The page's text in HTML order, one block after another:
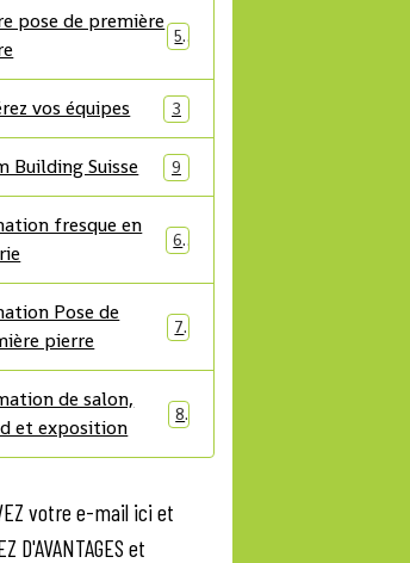
pose de première
5
vos équipes 3
Building Suisse 9
fresque en
6
Pose de
pierre
7
de salon,
et exposition
8
votre e-mail ici et
D'AVANTAGES et